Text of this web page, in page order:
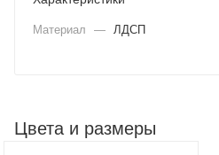
Материал — ЛДСП
Цвета и размеры